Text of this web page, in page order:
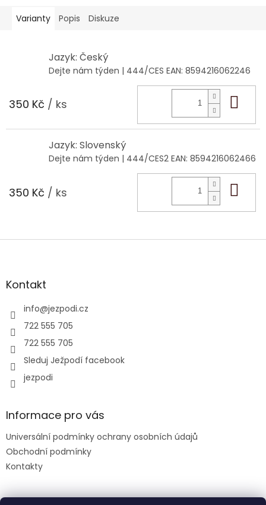
Varianty Popis Diskuze
Jazyk: Český
Dejte nám týden | 444/CES EAN: 8594216062246
350 Kč / ks
Jazyk: Slovenský
Dejte nám týden | 444/CES2 EAN: 8594216062466
350 Kč / ks
Z
aKontakt
info@jezpodi.cz
722 555 705
722 555 705
Sleduj Ježpodí facebook
jezpodi
Informace pro vás
Universální podmínky ochrany osobních údajů
Obchodní podmínky
Kontakty